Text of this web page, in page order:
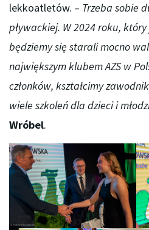
lekkoatletów. – Trzeba sobie
pływackiej. W 2024 roku,
będziemy się starali mocno
największym klubem AZS w
członków, kształcimy
wiele szkoleń dla dzieci i
Wróbel.